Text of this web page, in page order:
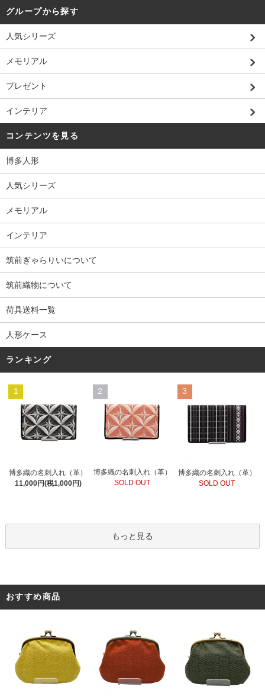
グループから探す
人気シリーズ
メモリアル
プレゼント
インテリア
コンテンツを見る
博多人形
人気シリーズ
メモリアル
インテリア
筑前ぎゃらりいについて
筑前織物について
荷具送料一覧
人形ケース
ランキング
1
博多織の名刺入れ（革）
11,000円(税1,000円)
2
博多織の名刺入れ（革）
SOLD OUT
3
博多織の名刺入れ（革）
SOLD OUT
もっと見る
おすすめ商品